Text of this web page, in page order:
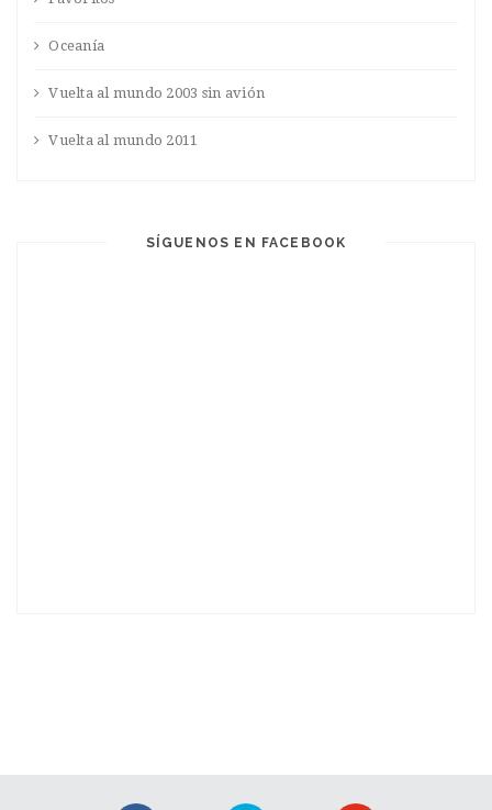
Oceanía
Vuelta al mundo 2003 sin avión
Vuelta al mundo 2011
SÍGUENOS EN FACEBOOK